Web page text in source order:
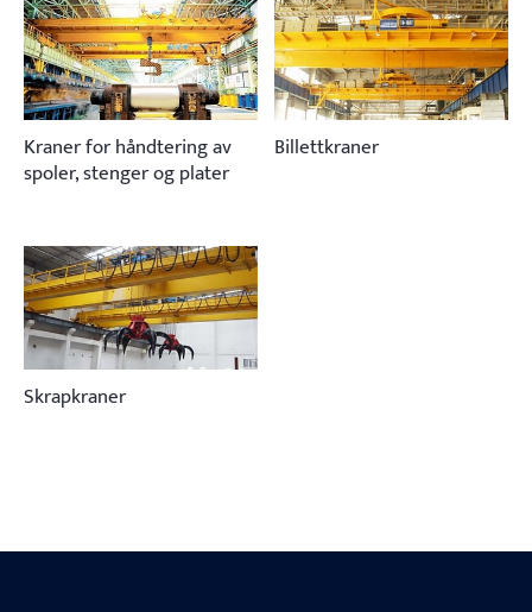
Kraner for håndtering av
spoler, stenger og plater
Billettkraner
Skrapkraner